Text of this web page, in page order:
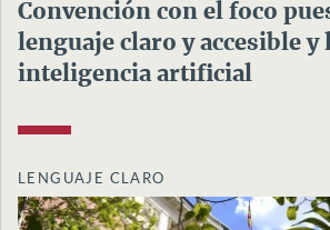
Convención con el foco
lenguaje claro y accesible y
inteligencia artificial
LENGUAJE CLARO